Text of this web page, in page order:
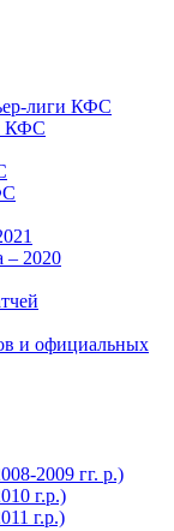
лиги КФС
КФС
– 2020
и официальных
2009 гг. р.)
г.р.)
г.р.)